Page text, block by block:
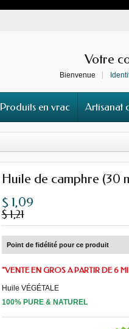
Votre
Bienvenue
Produits en vrac Artisanat
Huile de camphre (30
$ 1,09
$ 1,21
Point de fidélité pour ce produit
"VENTE EN GROS A PARTIR DE 6
Huile VÉGÉTALE
100% PURE& NATUREL